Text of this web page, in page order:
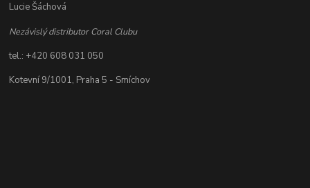
Lucie Šáchová
Nezávislý distributor Coral Clubu
tel.: +420 608 031 050
Kotevní 9/1001, Praha 5 - Smíchov